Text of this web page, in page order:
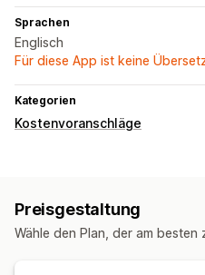
Sprachen
Englisch
Für diese App ist keine
Kategorien
Kostenvoranschläge
Angebot in Bestellung
Preisgestaltung
Wähle den Plan, der am besten